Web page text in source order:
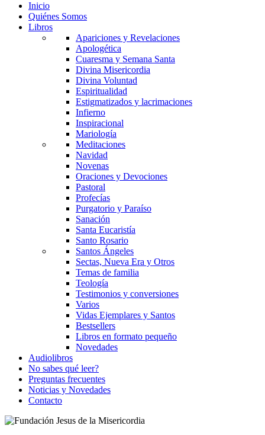
Inicio
Quiénes Somos
Libros
Apariciones y Revelaciones
Apologética
Cuaresma y Semana Santa
Divina Misericordia
Divina Voluntad
Espiritualidad
Estigmatizados y lacrimaciones
Infierno
Inspiracional
Mariología
Meditaciones
Navidad
Novenas
Oraciones y Devociones
Pastoral
Profecías
Purgatorio y Paraíso
Sanación
Santa Eucaristía
Santo Rosario
Santos Ángeles
Sectas, Nueva Era y Otros
Temas de familia
Teología
Testimonios y conversiones
Varios
Vidas Ejemplares y Santos
Bestsellers
Libros en formato pequeño
Novedades
Audiolibros
No sabes qué leer?
Preguntas frecuentes
Noticias y Novedades
Contacto